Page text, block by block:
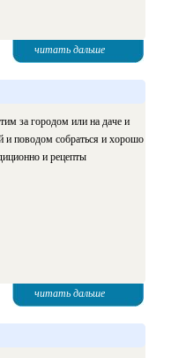
читать дальше
за городом или на даче и
и поводом собраться и хорошо
и рецепты
читать дальше